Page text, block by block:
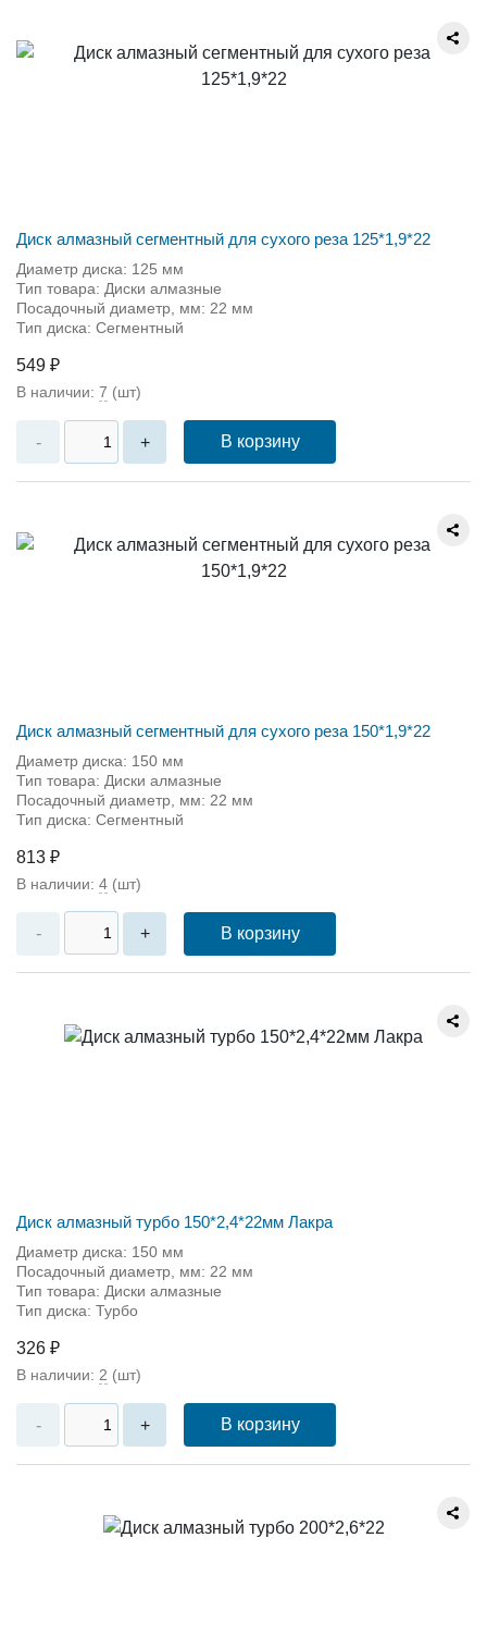
Диск алмазный сегментный для сухого реза 125*1,9*22
Диаметр диска: 125 мм
Тип товара: Диски алмазные
Посадочный диаметр, мм: 22 мм
Тип диска: Сегментный
549 ₽
В наличии: 7 (шт)
- + В корзину
Диск алмазный сегментный для сухого реза 150*1,9*22
Диаметр диска: 150 мм
Тип товара: Диски алмазные
Посадочный диаметр, мм: 22 мм
Тип диска: Сегментный
813 ₽
В наличии: 4 (шт)
- + В корзину
Диск алмазный турбо 150*2,4*22мм Лакра
Диаметр диска: 150 мм
Посадочный диаметр, мм: 22 мм
Тип товара: Диски алмазные
Тип диска: Турбо
326 ₽
В наличии: 2 (шт)
- + В корзину